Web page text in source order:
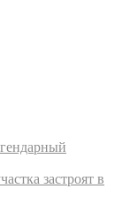
застроят в